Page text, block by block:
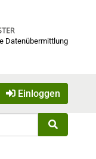
Datenübermittlung
Einloggen